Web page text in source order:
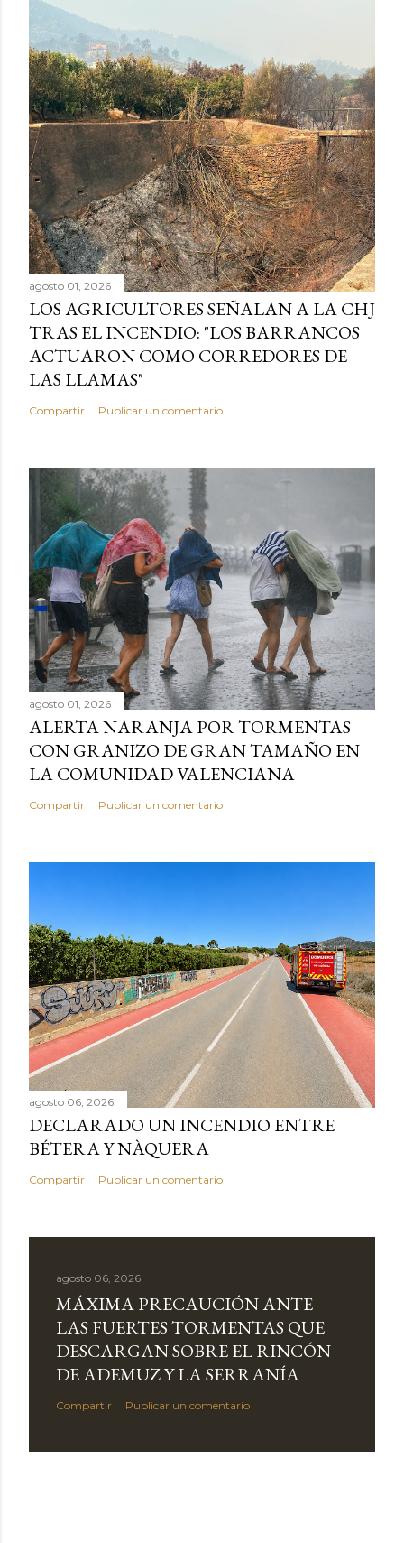
agosto 01, 2026
LOS AGRICULTORES SEÑALAN A LA CHJ
TRAS EL INCENDIO: "LOS BARRANCOS
ACTUARON COMO CORREDORES DE
LAS LLAMAS"
Compartir Publicar un comentario
agosto 01, 2026
ALERTA NARANJA POR TORMENTAS
CON GRANIZO DE GRAN TAMAÑO EN
LA COMUNIDAD VALENCIANA
Compartir Publicar un comentario
agosto 06, 2026
DECLARADO UN INCENDIO ENTRE
BÉTERA Y NÀQUERA
Compartir Publicar un comentario
agosto 06, 2026
MÁXIMA PRECAUCIÓN ANTE
LAS FUERTES TORMENTAS QUE
DESCARGAN SOBRE EL RINCÓN
DE ADEMUZ Y LA SERRANÍA
Compartir Publicar un comentario